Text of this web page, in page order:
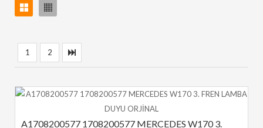
1 2
A1708200577 1708200577 MERCEDES W170 3.